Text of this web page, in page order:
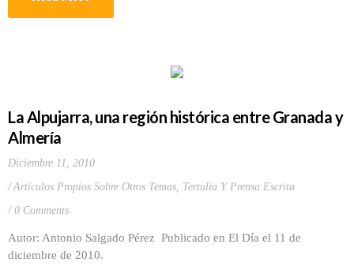
La Alpujarra, una región histórica entre Granada y
Almería
Diciembre 11, 2010
Artículos Propios Sobre Otros Temas, Tertulia Y Prensa Escrita
0 Comments
Autor: Antonio Salgado Pérez Publicado en El Día el 11 de
diciembre de 2010.